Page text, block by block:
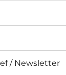
/ Newsletter